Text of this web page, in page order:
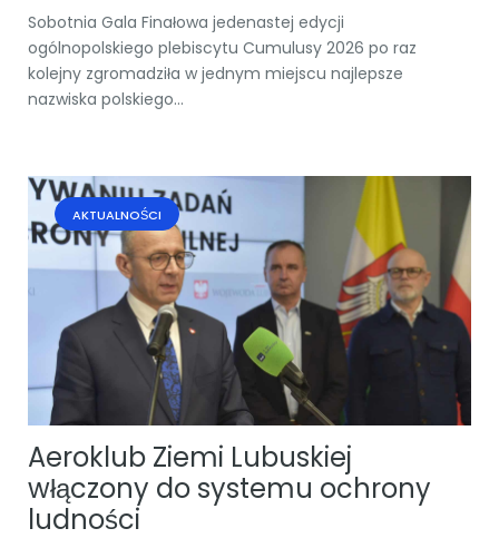
Sobotnia Gala Finałowa jedenastej edycji
ogólnopolskiego plebiscytu Cumulusy 2026 po raz
kolejny zgromadziła w jednym miejscu najlepsze
nazwiska polskiego...
AKTUALNOŚCI
Aeroklub Ziemi Lubuskiej
włączony do systemu ochrony
ludności